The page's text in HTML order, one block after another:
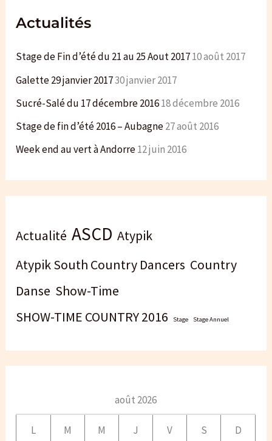
:
Actualités
Stage de Fin d’été du 21 au 25 Aout 201710 août 2017
Galette 29 janvier 201730 janvier 2017
Sucré-Salé du 17 décembre 201618 décembre 2016
Stage de fin d’été 2016 – Aubagne27 août 2016
Week end au vert à Andorre12 juin 2016
Actualité ASCD Atypik
Atypik South Country Dancers Country
Danse Show-Time
SHOW-TIME COUNTRY 2016
Stage Stage Annuel
août 2026
L M M J V S D